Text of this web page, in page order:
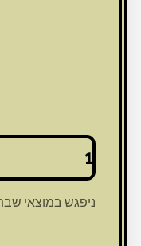
קריסטל
ניפגש במוצאי שבת